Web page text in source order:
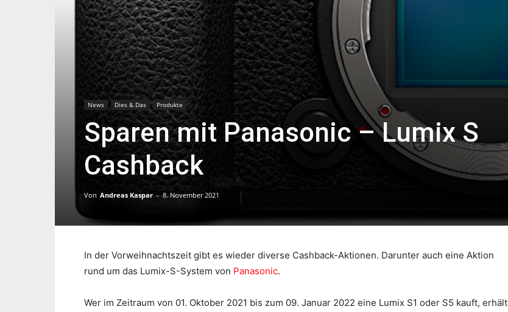
News Dies & Das Produkte
Sparen mit Panasonic – Lumix S
Cashback
Von Andreas Kaspar - 8. November 2021
In der Vorweihnachtszeit gibt es wieder diverse Cashback-Aktionen. Darunter auch eine Aktion
rund um das Lumix-S-System von Panasonic.
Wer im Zeitraum von 01. Oktober 2021 bis zum 09. Januar 2022 eine Lumix S1 oder S5 kauft, erhält